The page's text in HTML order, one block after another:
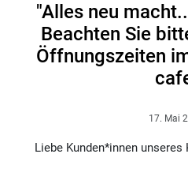
"Alles neu
Beachten Sie
Öffnungszeiten
17. Mai
Liebe Kunden*innen